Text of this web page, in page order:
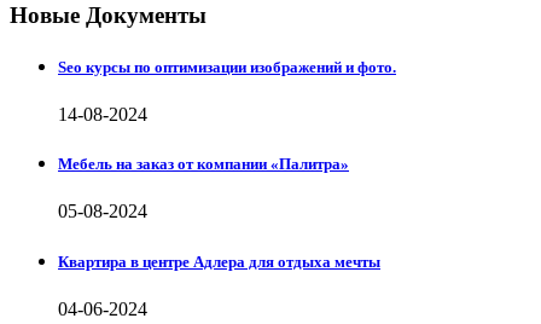
Новые Документы
Seo курсы по оптимизации изображений и фото.
14-08-2024
Мебель на заказ от компании «Палитра»
05-08-2024
Квартира в центре Адлера для отдыха мечты
04-06-2024